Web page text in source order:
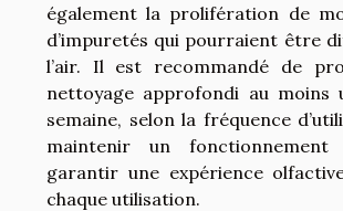
également la prolifération de
d’impuretés qui pourraient être
l’air. Il est recommandé de
nettoyage approfondi au moins
semaine, selon la fréquence
maintenir un
garantir une expérience
chaque utilisation.